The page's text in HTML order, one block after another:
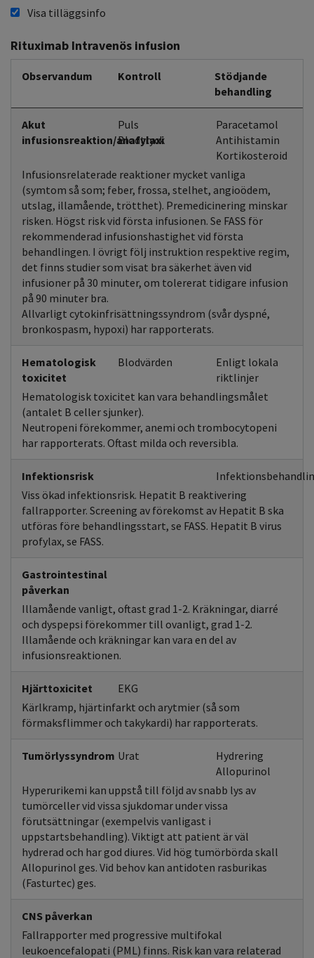
Visa tilläggsinfo
Rituximab Intravenös infusion
Observandum Kontroll
Stödjande
behandling
Akut
infusionsreaktion/anafylaxi
Puls
Paracetamol
Blodtryck
Antihistamin
Kortikosteroid
Infusionsrelaterade reaktioner mycket vanliga
(symtom så som; feber, frossa, stelhet, angioödem,
utslag, illamående, trötthet). Premedicinering minskar
risken. Högst risk vid första infusionen. Se FASS för
rekommenderad infusionshastighet vid första
behandlingen. I övrigt följ instruktion respektive regim,
det finns studier som visat bra säkerhet även vid
infusioner på 30 minuter, om tolererat tidigare infusion
på 90 minuter bra.
Allvarligt cytokinfrisättningssyndrom (svår dyspné,
bronkospasm, hypoxi) har rapporterats.
Hematologisk
toxicitet
Blodvärden
Enligt lokala
riktlinjer
Hematologisk toxicitet kan vara behandlingsmålet
(antalet B celler sjunker).
Neutropeni förekommer, anemi och trombocytopeni
har rapporterats. Oftast milda och reversibla.
Infektionsrisk
Viss ökad infektionsrisk. Hepatit B reaktivering
fallrapporter. Screening av förekomst av Hepatit B ska
utföras före behandlingsstart, se FASS. Hepatit B virus
profylax, se FASS.
Gastrointestinal
påverkan
Illamående vanligt, oftast grad 1-2. Kräkningar, diarré
och dyspepsi förekommer till ovanligt, grad 1-2.
Illamående och kräkningar kan vara en del av
infusionsreaktionen.
Hjärttoxicitet
EKG
Kärlkramp, hjärtinfarkt och arytmier (så som
förmaksflimmer och takykardi) har rapporterats.
Tumörlyssyndrom Urat
Hydrering
Allopurinol
Hyperurikemi kan uppstå till följd av snabb lys av
tumörceller vid vissa sjukdomar under vissa
förutsättningar (exempelvis vanligast i
uppstartsbehandling). Viktigt att patient är väl
hydrerad och har god diures. Vid hög tumörbörda skall
Allopurinol ges. Vid behov kan antidoten rasburikas
(Fasturtec) ges.
CNS påverkan
Fallrapporter med progressive multifokal
leukoencefalopati (PML) finns. Risk kan vara relaterad